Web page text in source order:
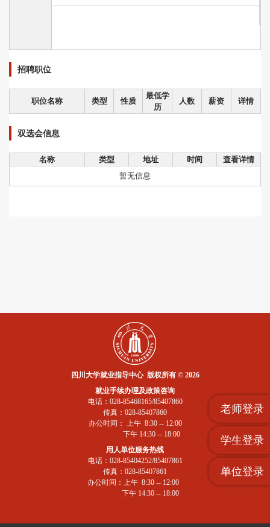
老师登录
学生登录
单位登录
招聘职位
职位名称 类型 性质
最低学
历
人数 薪资 详情
双选会信息
名称 类型 地址 时间
查看详情
暂无信息
四川大学就业指导中心 版权所有 © 2026
就业手续办理及政策咨询
电话：028-85468165/85407860
传真：028-85407860
办公时间： 上午 8:30 -- 12:00
下午 14:30 -- 18:00
用人单位服务热线
电话：028-85404252/85407861
传真：028-85407861
办公时间：上午 8:30 -- 12:00
下午 14:30 -- 18:00